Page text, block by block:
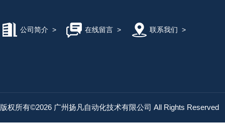
公司简介 > 在线留言> 联系我们 >
版权所有©2026 广州扬凡自动化技术有限公司 All Rights Reserved